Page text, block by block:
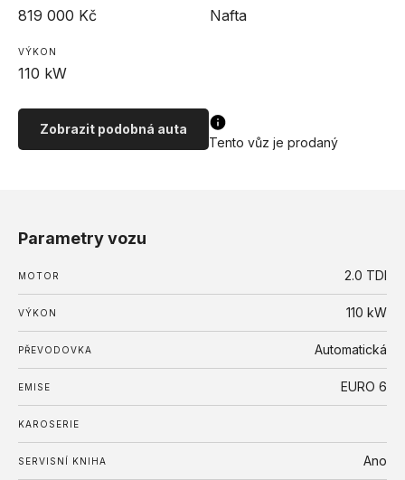
819 000 Kč Nafta
VÝKON
110 kW
Zobrazit podobná auta
Tento vůz je prodaný
Parametry vozu
MOTOR 2.0 TDI
VÝKON 110 kW
PŘEVODOVKA Automatická
EMISE EURO 6
KAROSERIE
SERVISNÍ KNIHA Ano